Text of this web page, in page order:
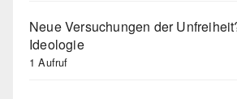
Neue Versuchungen der
Ideologie
1 Aufruf